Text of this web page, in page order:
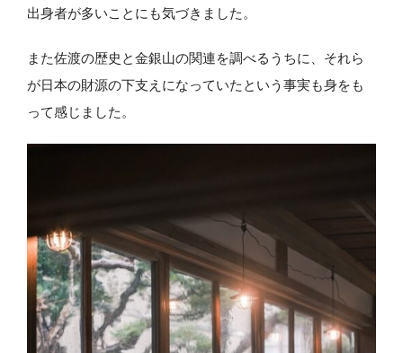
出身者が多いことにも気づきました。
また佐渡の歴史と金銀山の関連を調べるうちに、それら
が日本の財源の下支えになっていたという事実も身をも
って感じました。